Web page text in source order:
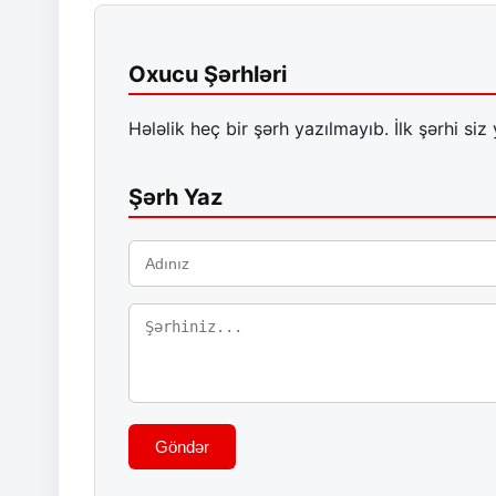
Oxucu Şərhləri
Hələlik heç bir şərh yazılmayıb. İlk şərhi siz
Şərh Yaz
Göndər